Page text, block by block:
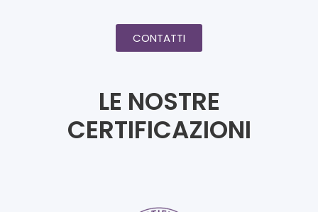
CONTATTI
LE NOSTRE
CERTIFICAZIONI